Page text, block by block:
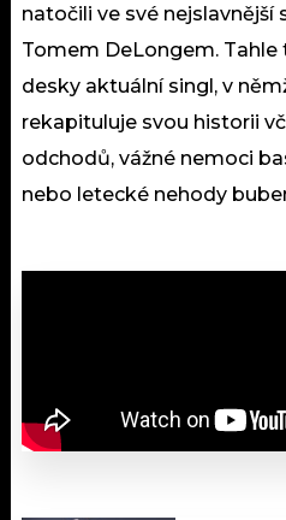
natočili ve své nejslavnější
Tomem DeLongem. Tahle
desky aktuální singl, v
rekapituluje svou historii
odchodů, vážné nemoci
nebo letecké nehody